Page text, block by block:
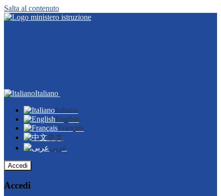
Salta al contenuto
Italiano
Italiano
English
Français
中文
عربى
Accedi
Accedi